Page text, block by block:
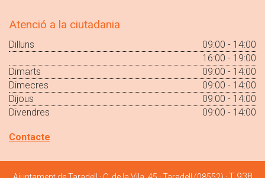
Atenció a la ciutadania
Dilluns
09:00 - 14:00
16:00 - 19:00
Dimarts
09:00 - 14:00
Dimecres
09:00 - 14:00
Dijous
09:00 - 14:00
Divendres
09:00 - 14:00
Contacte